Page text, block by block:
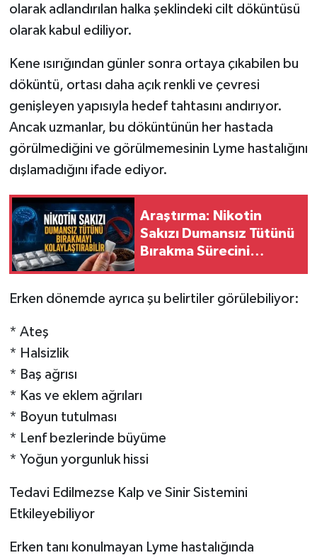
olarak adlandırılan halka şeklindeki cilt döküntüsü
olarak kabul ediliyor.
Kene ısırığından günler sonra ortaya çıkabilen bu
döküntü, ortası daha açık renkli ve çevresi
genişleyen yapısıyla hedef tahtasını andırıyor.
Ancak uzmanlar, bu döküntünün her hastada
görülmediğini ve görülmemesinin Lyme hastalığını
dışlamadığını ifade ediyor.
Araştırma: Nikotin
Sakızı Dumansız Tütünü
Bırakma Sürecini
Erken dönemde ayrıca şu belirtiler görülebiliyor:
* Ateş
* Halsizlik
* Baş ağrısı
* Kas ve eklem ağrıları
* Boyun tutulması
* Lenf bezlerinde büyüme
* Yoğun yorgunluk hissi
Tedavi Edilmezse Kalp ve Sinir Sistemini
Etkileyebiliyor
Erken tanı konulmayan Lyme hastalığında